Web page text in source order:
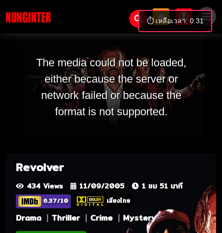
The media could not be loaded,
either because the server or
network failed or because the
format is not supported.
Revolver
434 Views 11/09/2005 1 ชม 51 นาที
6.37/10 เสียงไทย
Drama Thriller Crime Mystery
⏱️ เหลือเวลา: 0:31